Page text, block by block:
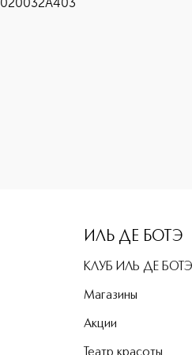
ИЛЬ ДЕ БОТЭ
КЛУБ ИЛЬ ДЕ БОТЭ
Магазины
Акции